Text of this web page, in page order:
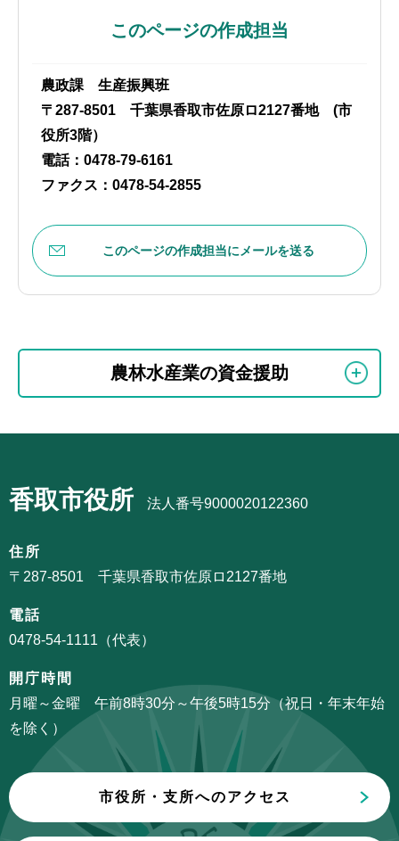
このページの作成担当
農政課 生産振興班
〒287-8501 千葉県香取市佐原ロ2127番地 (市
役所3階）
電話：0478-79-6161
ファクス：0478-54-2855
このページの作成担当にメールを送る
こ
ビ
ー
シ
ン
こ
こ
か
農林水産業の資金援助
ナ
ゲ
ー
ョ
ン
こ
こ
ま
香取市役所 法人番号9000020122360
住所
〒287-8501 千葉県香取市佐原ロ2127番地
電話
0478-54-1111（代表）
開庁時間
月曜～金曜 午前8時30分～午後5時15分（祝日・年末年始
を除く）
市役所・支所へのアクセス